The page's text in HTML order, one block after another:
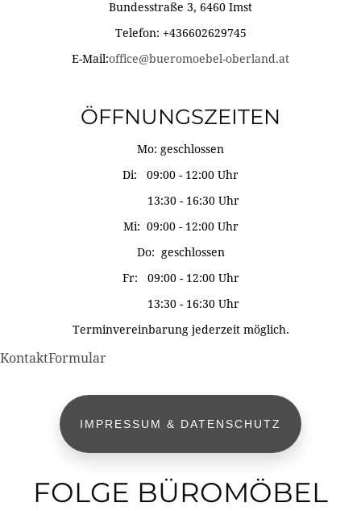
Bundesstraße 3, 6460 Imst
Telefon: +436602629745
E-Mail:office@bueromoebel-oberland.at
ÖFFNUNGSZEITEN
Mo: geschlossen
Di: 09:00 - 12:00 Uhr
13:30 - 16:30 Uhr
Mi: 09:00 - 12:00 Uhr
Do: geschlossen
Fr: 09:00 - 12:00 Uhr
13:30 - 16:30 Uhr
Terminvereinbarung jederzeit möglich.
KontaktFormular
IMPRESSUM & DATENSCHUTZ
FOLGE BÜROMÖBEL